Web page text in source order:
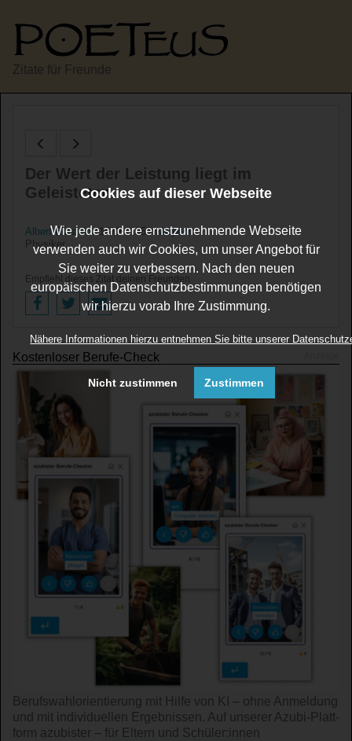
Cookies auf dieser Webseite
Wie jede andere ernstzunehmende Webseite
verwenden auch wir Cookies, um unser Angebot für
Sie weiter zu verbessern. Nach den neuen
europäischen Datenschutzbestimmungen benötigen
wir hierzu vorab Ihre Zustimmung.
Nähere Informationen hierzu entnehmen Sie bitte unserer
Nicht zustimmen Zustimmen
Zitate für Freunde
Der Wert der Leistung liegt im
Geleisteten.
Albert Einstein*1879 †1955wikipedia
Physiker
Empfiehl dieses Zitat deinen Freunden
Kostenloser Berufe-Check
Berufswahl­orientierung mit Hilfe von KI – ohne An­mel­dung
und mit indi­viduel­len Ergeb­nissen. Auf unserer Azubi-Platt­
form azubister – für Eltern und Schüler:innen